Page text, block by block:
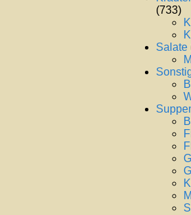
(733)
Salate